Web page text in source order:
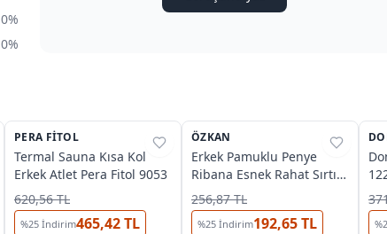
0%
0%
%25
PERA FITOL
Termal Sauna Kısa Kol
Erkek Atlet Pera Fitol 9053
620,56 TL
%25 İndirim465,42 TL
%45
ÖZKAN
Erkek Pamuklu Penye
Ribana Esnek Rahat Sırtı
Çapraz Sporcu Rambo
Atlet Özkan 0058
256,87 TL
%25 İndirim192,65 TL
%
%